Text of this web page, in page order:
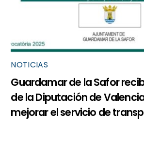
NOTICIAS
Guardamar de la Safor
de la Diputación de
mejorar el servicio de